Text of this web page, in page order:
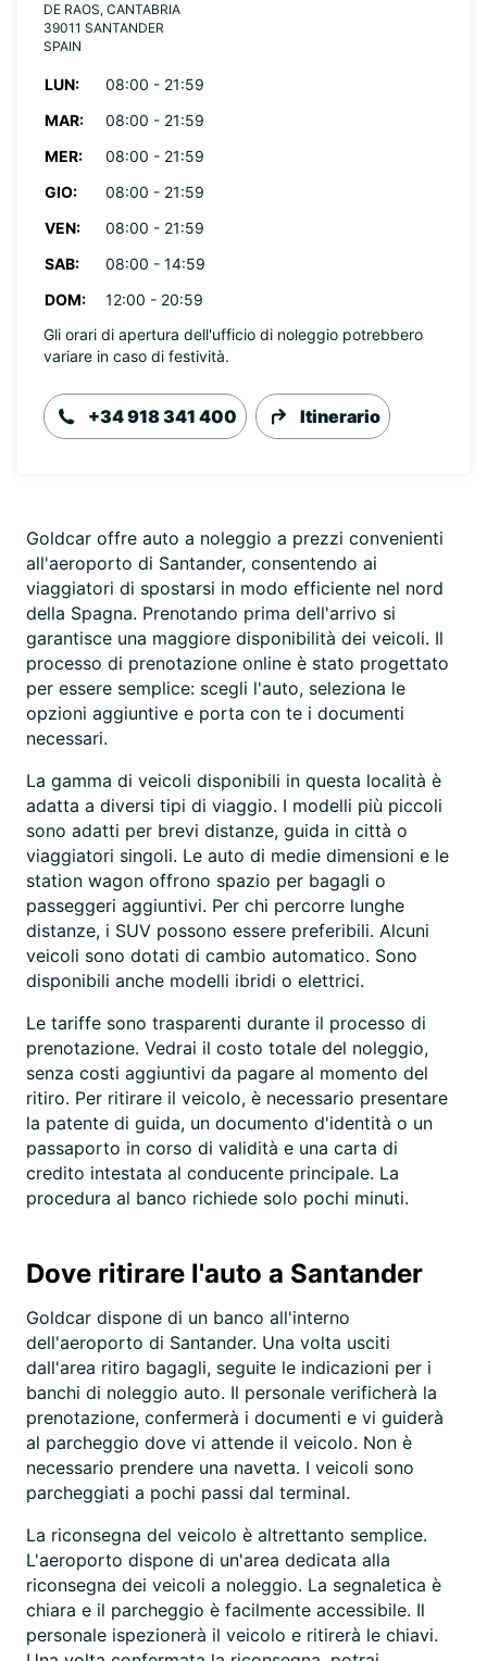
DE RAOS, CANTABRIA
39011 SANTANDER
SPAIN
LUN:
08:00 - 21:59
MAR:
08:00 - 21:59
MER:
08:00 - 21:59
GIO:
08:00 - 21:59
VEN:
08:00 - 21:59
SAB:
08:00 - 14:59
DOM:
12:00 - 20:59
Gli orari di apertura dell'ufficio di noleggio potrebbero
variare in caso di festività.
+34 918 341 400 Itinerario
Goldcar offre auto a noleggio a prezzi convenienti
all'aeroporto di Santander, consentendo ai
viaggiatori di spostarsi in modo efficiente nel nord
della Spagna. Prenotando prima dell'arrivo si
garantisce una maggiore disponibilità dei veicoli. Il
processo di prenotazione online è stato progettato
per essere semplice: scegli l'auto, seleziona le
opzioni aggiuntive e porta con te i documenti
necessari.
La gamma di veicoli disponibili in questa località è
adatta a diversi tipi di viaggio. I modelli più piccoli
sono adatti per brevi distanze, guida in città o
viaggiatori singoli. Le auto di medie dimensioni e le
station wagon offrono spazio per bagagli o
passeggeri aggiuntivi. Per chi percorre lunghe
distanze, i SUV possono essere preferibili. Alcuni
veicoli sono dotati di cambio automatico. Sono
disponibili anche modelli ibridi o elettrici.
Le tariffe sono trasparenti durante il processo di
prenotazione. Vedrai il costo totale del noleggio,
senza costi aggiuntivi da pagare al momento del
ritiro. Per ritirare il veicolo, è necessario presentare
la patente di guida, un documento d'identità o un
passaporto in corso di validità e una carta di
credito intestata al conducente principale. La
procedura al banco richiede solo pochi minuti.
Dove ritirare l'auto a Santander
Goldcar dispone di un banco all'interno
dell'aeroporto di Santander. Una volta usciti
dall'area ritiro bagagli, seguite le indicazioni per i
banchi di noleggio auto. Il personale verificherà la
prenotazione, confermerà i documenti e vi guiderà
al parcheggio dove vi attende il veicolo. Non è
necessario prendere una navetta. I veicoli sono
parcheggiati a pochi passi dal terminal.
La riconsegna del veicolo è altrettanto semplice.
L'aeroporto dispone di un'area dedicata alla
riconsegna dei veicoli a noleggio. La segnaletica è
chiara e il parcheggio è facilmente accessibile. Il
personale ispezionerà il veicolo e ritirerà le chiavi.